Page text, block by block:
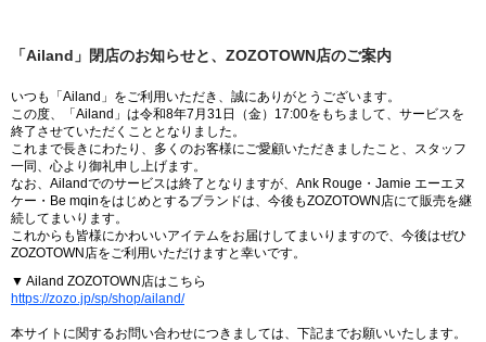
「Ailand」閉店のお知らせと、ZOZOTOWN店のご案内
いつも「Ailand」をご利用いただき、誠にありがとうございます。
この度、「Ailand」は令和8年7月31日（金）17:00をもちまして、サービスを
終了させていただくこととなりました。
これまで長きにわたり、多くのお客様にご愛顧いただきましたこと、スタッフ
一同、心より御礼申し上げます。
なお、Ailandでのサービスは終了となりますが、Ank Rouge・Jamie エーエヌ
ケー・Be mqinをはじめとするブランドは、今後もZOZOTOWN店にて販売を継
続してまいります。
これからも皆様にかわいいアイテムをお届けしてまいりますので、今後はぜひ
ZOZOTOWN店をご利用いただけますと幸いです。
▼ Ailand ZOZOTOWN店はこちら
https://zozo.jp/sp/shop/ailand/
本サイトに関するお問い合わせにつきましては、下記までお願いいたします。